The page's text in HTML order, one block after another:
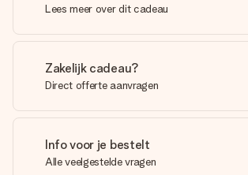
Lees meer over dit cadeau
Zakelijk cadeau?
Direct offerte aanvragen
Info voor je bestelt
Alle veelgestelde vragen